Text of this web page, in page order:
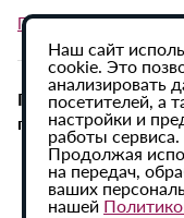
Политика в
При использовании
гиперссылка на ИА
Наш сайт
cookie. Это
анализировать
посетителей, а
настройки и
работы сервиса.
Продолжая
на передач,
ваших
нашей